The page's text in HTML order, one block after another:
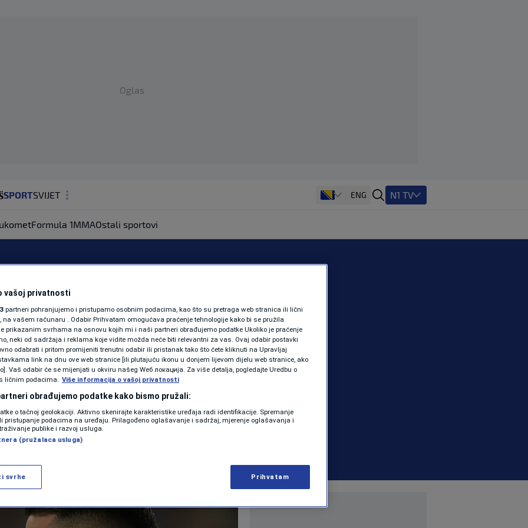
Oglas
SPORTSVIJET
ZDRAVLJE
SHOWBIZ
KOLUMNE
PODCAST
N1 SPECIJAL
FENOMENI
NEISTRAŽENO
VIRALNO
VIDEO
ENG N1 TV
Formula 1MMAOstali sportovi
Reala i
pobjedu protiv
uprave
NOGOMET 0 komentara
Više
vašoj privatnosti
partneri pohranjujemo i pristupamo osobnim podacima, kao što su pretraga web stranica ili lični
na vašem računaru . Odabir Prihvatam omogućava praćenje tehnologije kako bi se pružila
prikazanim svrhama na osnovu kojih mi i naši partneri obrađujemo podatke Ukoliko je praćenje
neki od sadržaja i reklama koje vidite možda neće biti relevantni za vas. Ovaj odabir postavki
odabrati i pritom promijeniti trenutni odabir ili pristanak tako što ćete kliknuti na Upravljaj
link na dnu ove web stranice [ili plutajuću ikonu u donjem lijevom dijelu web stranice, ako
Vaš odabir će se mijenjati u okviru našeg Wеб локација. Za više detalja, pogledajte Uredbu o
ličnim podacima. Više informacija o vašoj privatnosti
obrađujemo podatke kako bismo pružali:
o tačnoj geolokaciji. Aktivno skenirajte karakteristike uređaja radi identifikacije. Spremanje
pristupanje podacima na uređaju. Prilagođeno oglašavanje i sadržaj, mjerenje oglašavanja i
publike i razvoj usluga.
(pružalaca usluga)
svrhe Prihvatam